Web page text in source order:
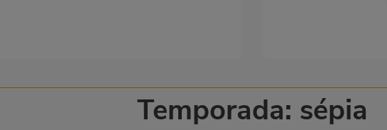
Temporada: sépia